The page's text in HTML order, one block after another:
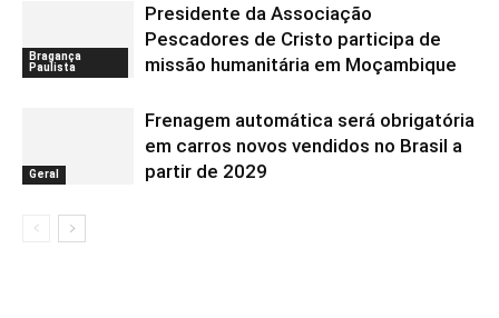
Bragança
Paulista
Presidente da Associação
Pescadores de Cristo participa de
missão humanitária em Moçambique
Geral
Frenagem automática será obrigatória
em carros novos vendidos no Brasil a
partir de 2029